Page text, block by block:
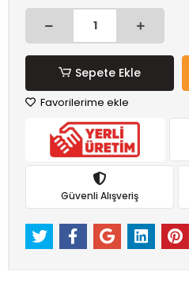
Sepete Ekle
Favorilerime ekle
Güvenli Alışveriş